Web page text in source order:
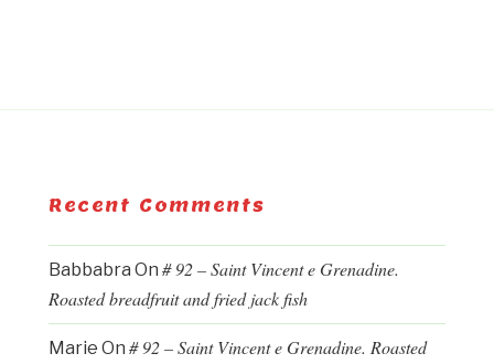
Recent Comments
Babbabra On # 92 – Saint Vincent e Grenadine.
Roasted breadfruit and fried jack fish
Marie On # 92 – Saint Vincent e Grenadine. Roasted